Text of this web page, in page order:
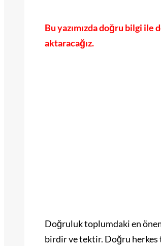
Bu yazımızda doğru bilgi ile
aktaracağız.
Doğruluk toplumdaki en
birdir ve tektir. Doğru herkes